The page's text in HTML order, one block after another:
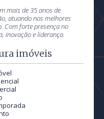
mais de 35 anos de
atuando nos melhores
Com forte presença no
inovação e liderança.
imóveis